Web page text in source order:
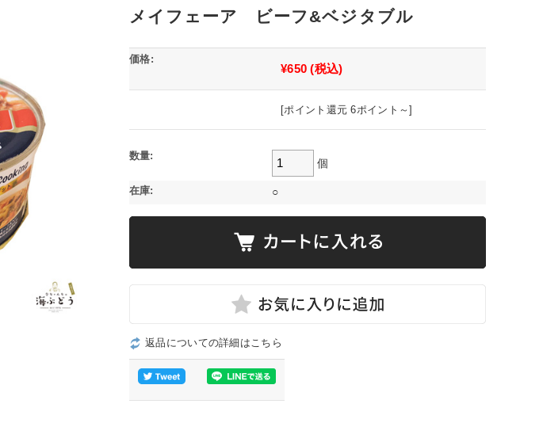
メイフェーア ビーフ&ベジタブル
価格:
¥650 (税込)
[ポイント還元 6ポイント～]
数量:
個
在庫: ○
返品についての詳細はこちら